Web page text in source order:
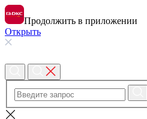
Продолжить в приложении
Открыть